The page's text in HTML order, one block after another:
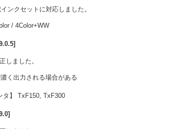
ンクセットに対応しました。
/ 4Color+WW
しました。
く出力される場合がある
タ】 TxF150, TxF300